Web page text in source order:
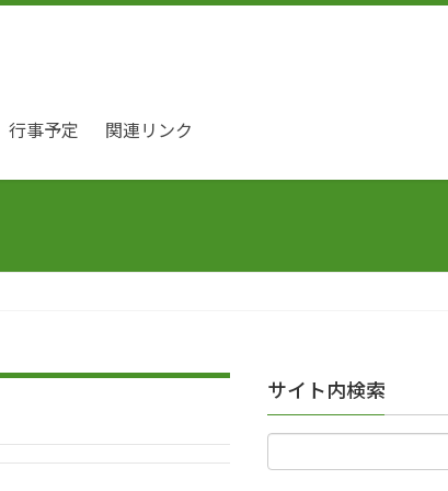
行事予定 関連リンク
サイト内検索